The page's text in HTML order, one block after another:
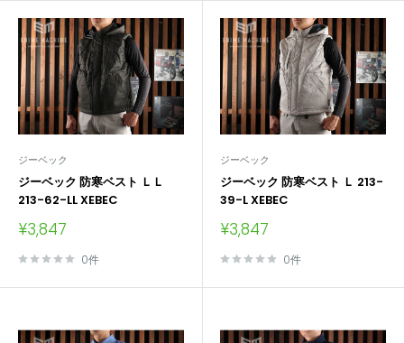
ジーベック
ジーベック 防寒ベスト ＬＬ
213-62-LL XEBEC
販
価
¥3,847
0件
ジーベック
ジーベック 防寒ベスト Ｌ 213-
39-L XEBEC
販
価
¥3,847
0件